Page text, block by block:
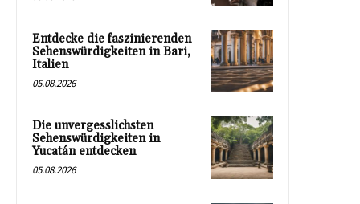
Entdecke die faszinierenden
Sehenswürdigkeiten in Bari,
Italien
05.08.2026
Die unvergesslichsten
Sehenswürdigkeiten in
Yucatán entdecken
05.08.2026